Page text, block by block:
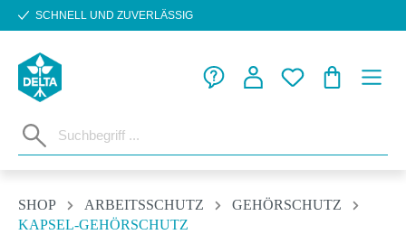
Zum Hauptinhalt springen
SCHNELL UND ZUVERLÄSSIG
SHOP ARBEITSSCHUTZ
GEHÖRSCHUTZ
KAPSEL-GEHÖRSCHUTZ